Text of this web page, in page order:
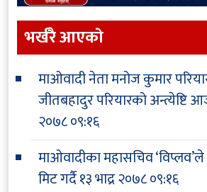
भर्खरै आएकाे
माओवादी नेता मनोज कुमार
जीतबहादुर परियारको अन्त्येष्टि
२०७८ ०९:१६
माओवादीका महासचिव
मिट गर्दै१३ भाद्र २०७८ ०९:१६